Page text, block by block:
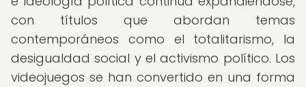
con títulos que abordan temas
contemporáneos como el totalitarismo, la
desigualdad social y el activismo político. Los
videojuegos se han convertido en una forma